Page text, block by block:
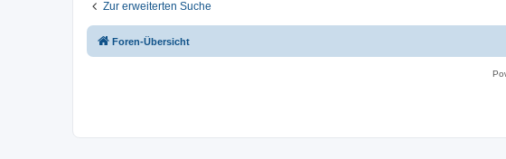
Zur erweiterten Suche
Foren-Übersicht